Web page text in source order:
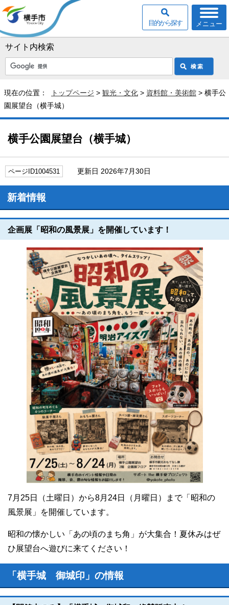
サイト内検索
メニュー
目的から探す
現在の位置： トップページ > 観光・文化 > 資料館・美術館 > 横手公
園展望台（横手城）
横手公園展望台（横手城）
ページID1004531 更新日 2026年7月30日
新着情報
企画展「昭和の風景展」を開催しています！
7月25日（土曜日）から8月24日（月曜日）まで「昭和の
風景展」を開催しています。
昭和の懐かしい「あの頃のまち角」が大集合！夏休みはぜ
ひ展望台へ遊びに来てください！
「横手城 御城印」の情報